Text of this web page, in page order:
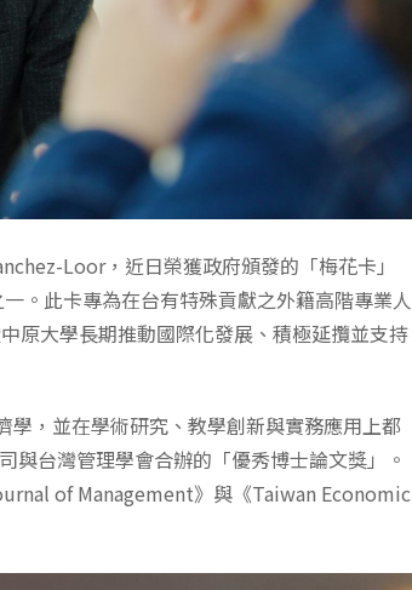
Loor，近日榮獲政府頒發的「梅花卡」
。此卡專為在台有特殊貢獻之外籍高階專業人
原大學長期推動國際化發展、積極延攬並支持
，並在學術研究、教學創新與實務應用上都
與台灣管理學會合辦的「優秀博士論文獎」。
of Management》與《Taiwan Economic